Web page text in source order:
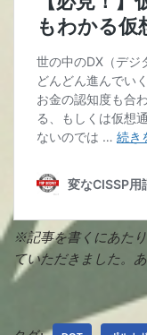
※記事を書くにあた
ていただきました。